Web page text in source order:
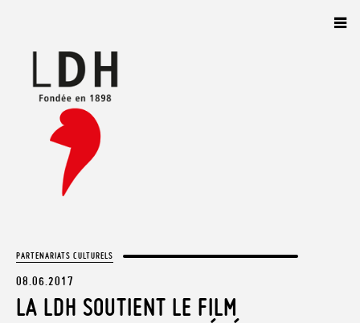
PARTENARIATS CULTURELS
08.06.2017
LA LDH SOUTIENT LE FILM